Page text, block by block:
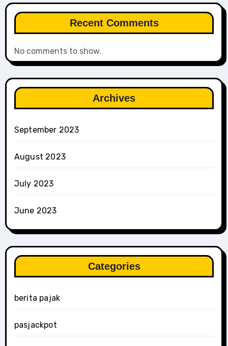
Recent Comments
No comments to show.
Archives
September 2023
August 2023
July 2023
June 2023
Categories
berita pajak
pasjackpot